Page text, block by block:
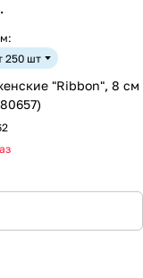
250 шт
"Ribbon", 8 см